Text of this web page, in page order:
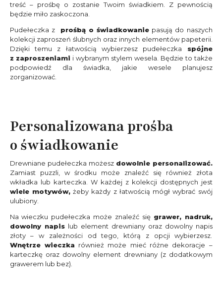
treść – prośbę o zostanie Twoim świadkiem. Z pewnością
będzie miło zaskoczona.
Pudełeczka z
prośbą o świadkowanie pasują do naszych
kolekcji zaproszeń ślubnych oraz innych elementów papeterii.
Dzięki temu z łatwością wybierzesz pudełeczka spójne
z zaproszeniami i wybranym stylem wesela. Będzie to także
podpowiedź dla świadka, jakie wesele planujesz
zorganizować.
Personalizowana prośba
o świadkowanie
Drewniane pudełeczka możesz dowolnie personalizować.
Zamiast puzzli, w środku może znaleźć się również złota
wkładka lub karteczka. W każdej z kolekcji dostępnych jest
wiele motywów,żeby każdy z łatwością mógł wybrać swój
ulubiony.
Na wieczku pudełeczka może znaleźć się grawer, nadruk,
dowolny napislub element drewniany oraz dowolny napis
złoty – w zależności od tego, którą z opcji wybierzesz.
Wnętrze wieczka również może mieć różne dekoracje –
karteczkę oraz dowolny element drewniany (z dodatkowym
grawerem lub bez).